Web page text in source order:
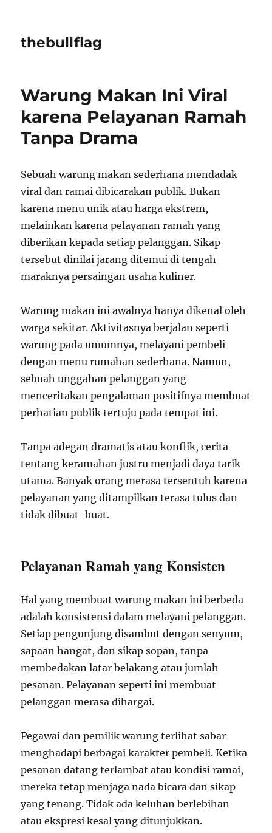
thebullflag
Warung Makan Ini Viral
karena Pelayanan Ramah
Tanpa Drama
Sebuah warung makan sederhana mendadak
viral dan ramai dibicarakan publik. Bukan
karena menu unik atau harga ekstrem,
melainkan karena pelayanan ramah yang
diberikan kepada setiap pelanggan. Sikap
tersebut dinilai jarang ditemui di tengah
maraknya persaingan usaha kuliner.
Warung makan ini awalnya hanya dikenal oleh
warga sekitar. Aktivitasnya berjalan seperti
warung pada umumnya, melayani pembeli
dengan menu rumahan sederhana. Namun,
sebuah unggahan pelanggan yang
menceritakan pengalaman positifnya membuat
perhatian publik tertuju pada tempat ini.
Tanpa adegan dramatis atau konflik, cerita
tentang keramahan justru menjadi daya tarik
utama. Banyak orang merasa tersentuh karena
pelayanan yang ditampilkan terasa tulus dan
tidak dibuat-buat.
Pelayanan Ramah yang Konsisten
Hal yang membuat warung makan ini berbeda
adalah konsistensi dalam melayani pelanggan.
Setiap pengunjung disambut dengan senyum,
sapaan hangat, dan sikap sopan, tanpa
membedakan latar belakang atau jumlah
pesanan. Pelayanan seperti ini membuat
pelanggan merasa dihargai.
Pegawai dan pemilik warung terlihat sabar
menghadapi berbagai karakter pembeli. Ketika
pesanan datang terlambat atau kondisi ramai,
mereka tetap menjaga nada bicara dan sikap
yang tenang. Tidak ada keluhan berlebihan
atau ekspresi kesal yang ditunjukkan.